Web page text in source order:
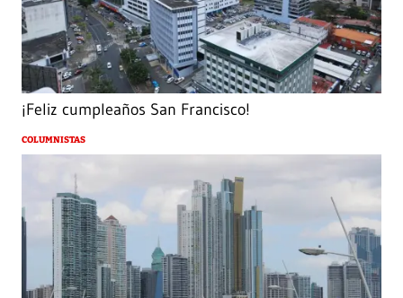
¡Feliz cumpleaños San Francisco!
COLUMNISTAS